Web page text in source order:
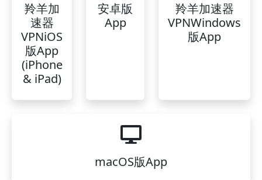
羚羊加
速器
VPNiOS
版App
(iPhone
& iPad)
安卓版
App
羚羊加速器
VPNWindows
版App
macOS版App